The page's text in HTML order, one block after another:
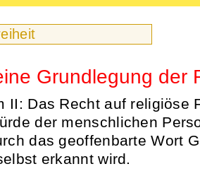
Grundlegung der
II: Das Recht auf religiöse
der menschlichen
das geoffenbarte Wort
erkannt wird.